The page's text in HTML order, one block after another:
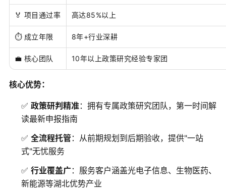
🏅 项目通过率 高达85%以上
⏱️ 成立年限 8年+行业深耕
💼 核心团队 10年以上政策研究经验专家团
核心优势：
✅ 政策研判精准：拥有专属政策研究团队，第一时间解
读最新申报指南
✅ 全流程托管：从前期规划到后期验收，提供"一站
式"无忧服务
✅ 行业覆盖广：服务客户涵盖光电子信息、生物医药、
新能源等湖北优势产业